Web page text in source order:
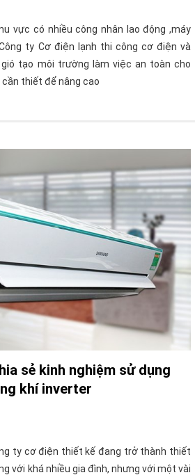
vực có nhiều công nhân lao động ,máy
ty Cơ điện lạnh thi công cơ điện và
tạo môi trường làm việc an toàn cho
thiết để nâng cao
sẻ kinh nghiệm sử dụng
khí inverter
ty cơ điện thiết kế đang trở thành thiết
với khá nhiều gia đình, nhưng với một vài